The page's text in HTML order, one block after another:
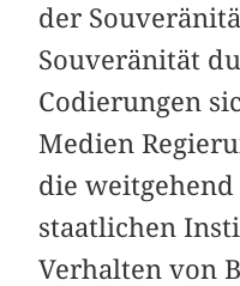
der
Souveränität
Codierungen
Medien
die
staatlichen
Verhalten von